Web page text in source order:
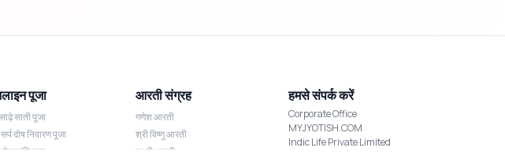
पूजा
साती पूजा
दोष निवारण पूजा
शांति पूजा
आरती संग्रह
गणेश आरती
श्री विष्णु आरती
लक्ष्मी आरती
हमसे संपर्क करें
Corporate Office
MYJYOTISH.COM
Indic Life Private Limited